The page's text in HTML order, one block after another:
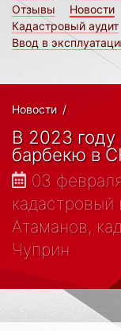
Отзывы
Новости
Кадастровый аудит
Ввод в
Новости /
В 2023
барбекю в
03
кадастровый
Атаманов,
Чуприн